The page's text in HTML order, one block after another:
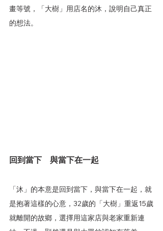
畫等號，「大樹」用店名的沐，說明自己真正
的想法。
回到當下　與當下在一起
「沐」的本意是回到當下，與當下在一起，就
是抱著這樣的心意，32歲的「大樹」重返15歲
就離開的故鄉，選擇用這家店與老家重新連